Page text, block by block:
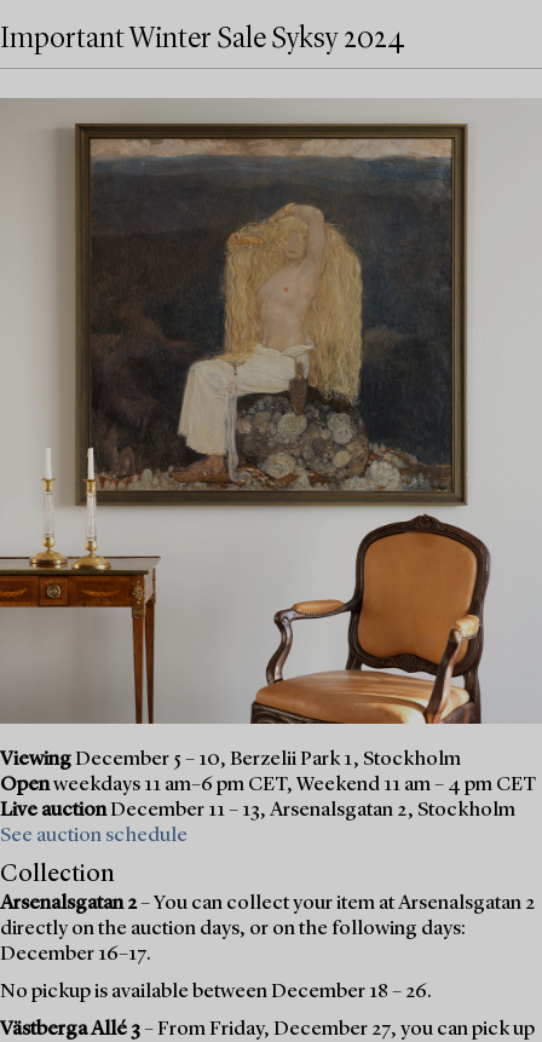
Important Winter Sale Syksy 2024
ViewingDecember 5 – 10, Berzelii Park 1, Stockholm
Openweekdays 11 am–6 pm CET, Weekend 11 am – 4 pm CET
Live auctionDecember 11 – 13, Arsenalsgatan 2, Stockholm
See auction schedule
Collection
Arsenalsgatan 2– You can collect your item at Arsenalsgatan 2
directly on the auction days, or on the following days:
December 16–17.
No pickup is available between December 18 – 26.
Västberga Allé 3– From Friday, December 27, you can pick up